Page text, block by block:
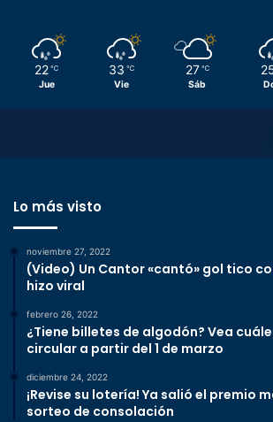
22 ℃
Jue
33 ℃
Vie
27 ℃
Sáb
Lo más visto
noviembre 27, 2022
(Video) Un Cantor «cantó» gol tico
hizo viral
febrero 26, 2022
¿Tiene billetes de algodón? Vea
circular a partir del 1 de marzo
diciembre 24, 2022
¡Revise su lotería! Ya salió el premio
sorteo de consolación